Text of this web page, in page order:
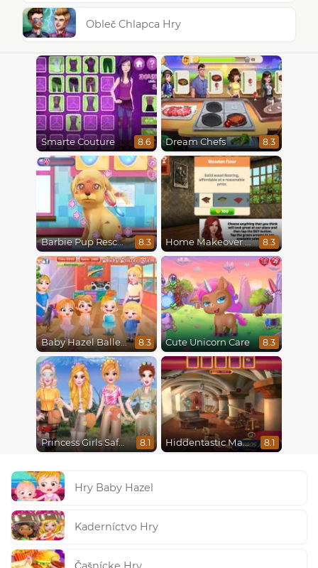
Obleč Chlapca Hry
Smarte Couture 8.6 Dream Chefs 8.3
Barbie Pup Rescue 8.3 Home Makeover Hidden Object 8.3
Baby Hazel Ballerina Dance 8.3 Cute Unicorn Care 8.3
Princess Girls Safari Trip 8.1 Hiddentastic Mansion 8.1
Hry Baby Hazel
Kaderníctvo Hry